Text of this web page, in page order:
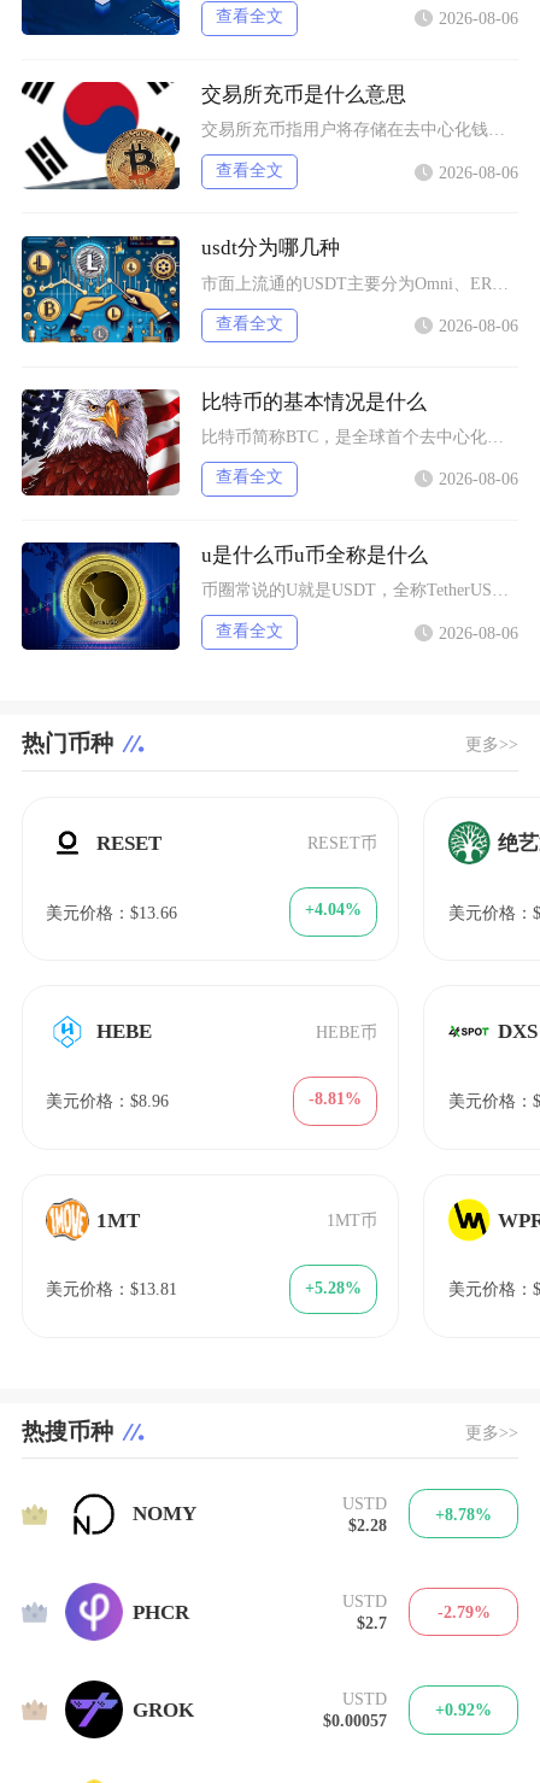
查看全文 2026-08-06
交易所充币是什么意思
交易所充币指用户将存储在去中心化钱包、其他交易平台内的数字加密资产，通过对应区块链网络转入
查看全文 2026-08-06
usdt分为哪几种
查看全文 2026-08-06
比特币的基本情况是什么
查看全文 2026-08-06
u是什么币u币全称是什么
币圈常说的U就是USDT，全称TetherUSD，中文名称泰达币，是当前市场流通规模最大的
查看全文 2026-08-06
热门币种 更多>>
RESET RESET币
美元价格：$13.66 +4.04%
HEBE HEBE币
美元价格：$8.96 -8.81%
1MT 1MT币
美元价格：$13.81 +5.28%
绝
美元价格：
DXS
美元价格：
美元价格：
热搜币种 更多>>
1 NOMY
USTD
$2.28
+8.78%
2 PHCR
USTD
$2.7
-2.79%
3 GROK
USTD
$0.00057
+0.92%